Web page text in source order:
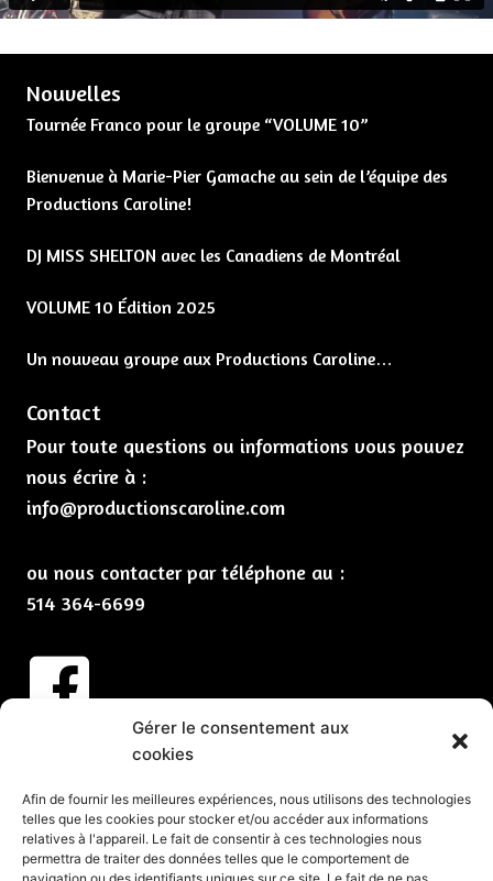
Gérer le consentement aux
cookies
Afin de fournir les meilleures expériences, nous utilisons des technologies
telles que les cookies pour stocker et/ou accéder aux informations
relatives à l'appareil. Le fait de consentir à ces technologies nous
permettra de traiter des données telles que le comportement de
Nouvelles
Tournée Franco pour le groupe “VOLUME 10”
Bienvenue à Marie-Pier Gamache au sein de l’équipe des
Productions Caroline!
DJ MISS SHELTON avec les Canadiens de Montréal
VOLUME 10 Édition 2025
Un nouveau groupe aux Productions Caroline…
Contact
Pour toute questions ou informations vous pouvez
nous écrire à :
info@productionscaroline.com
ou nous contacter par téléphone au :
514 364-6699
Abonnez-vous à nos infolettres
Services
Spectacles et animation pour vos partys de Noël